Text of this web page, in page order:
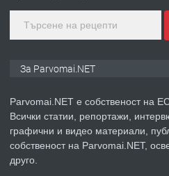
ПРЕДЛАГА Уроци по
За Parvomai.NET
Parvomai.NET е собственост
Всички статии, репортажи,
графични и видео материали,
собственост на Parvomai.NET,
друго.